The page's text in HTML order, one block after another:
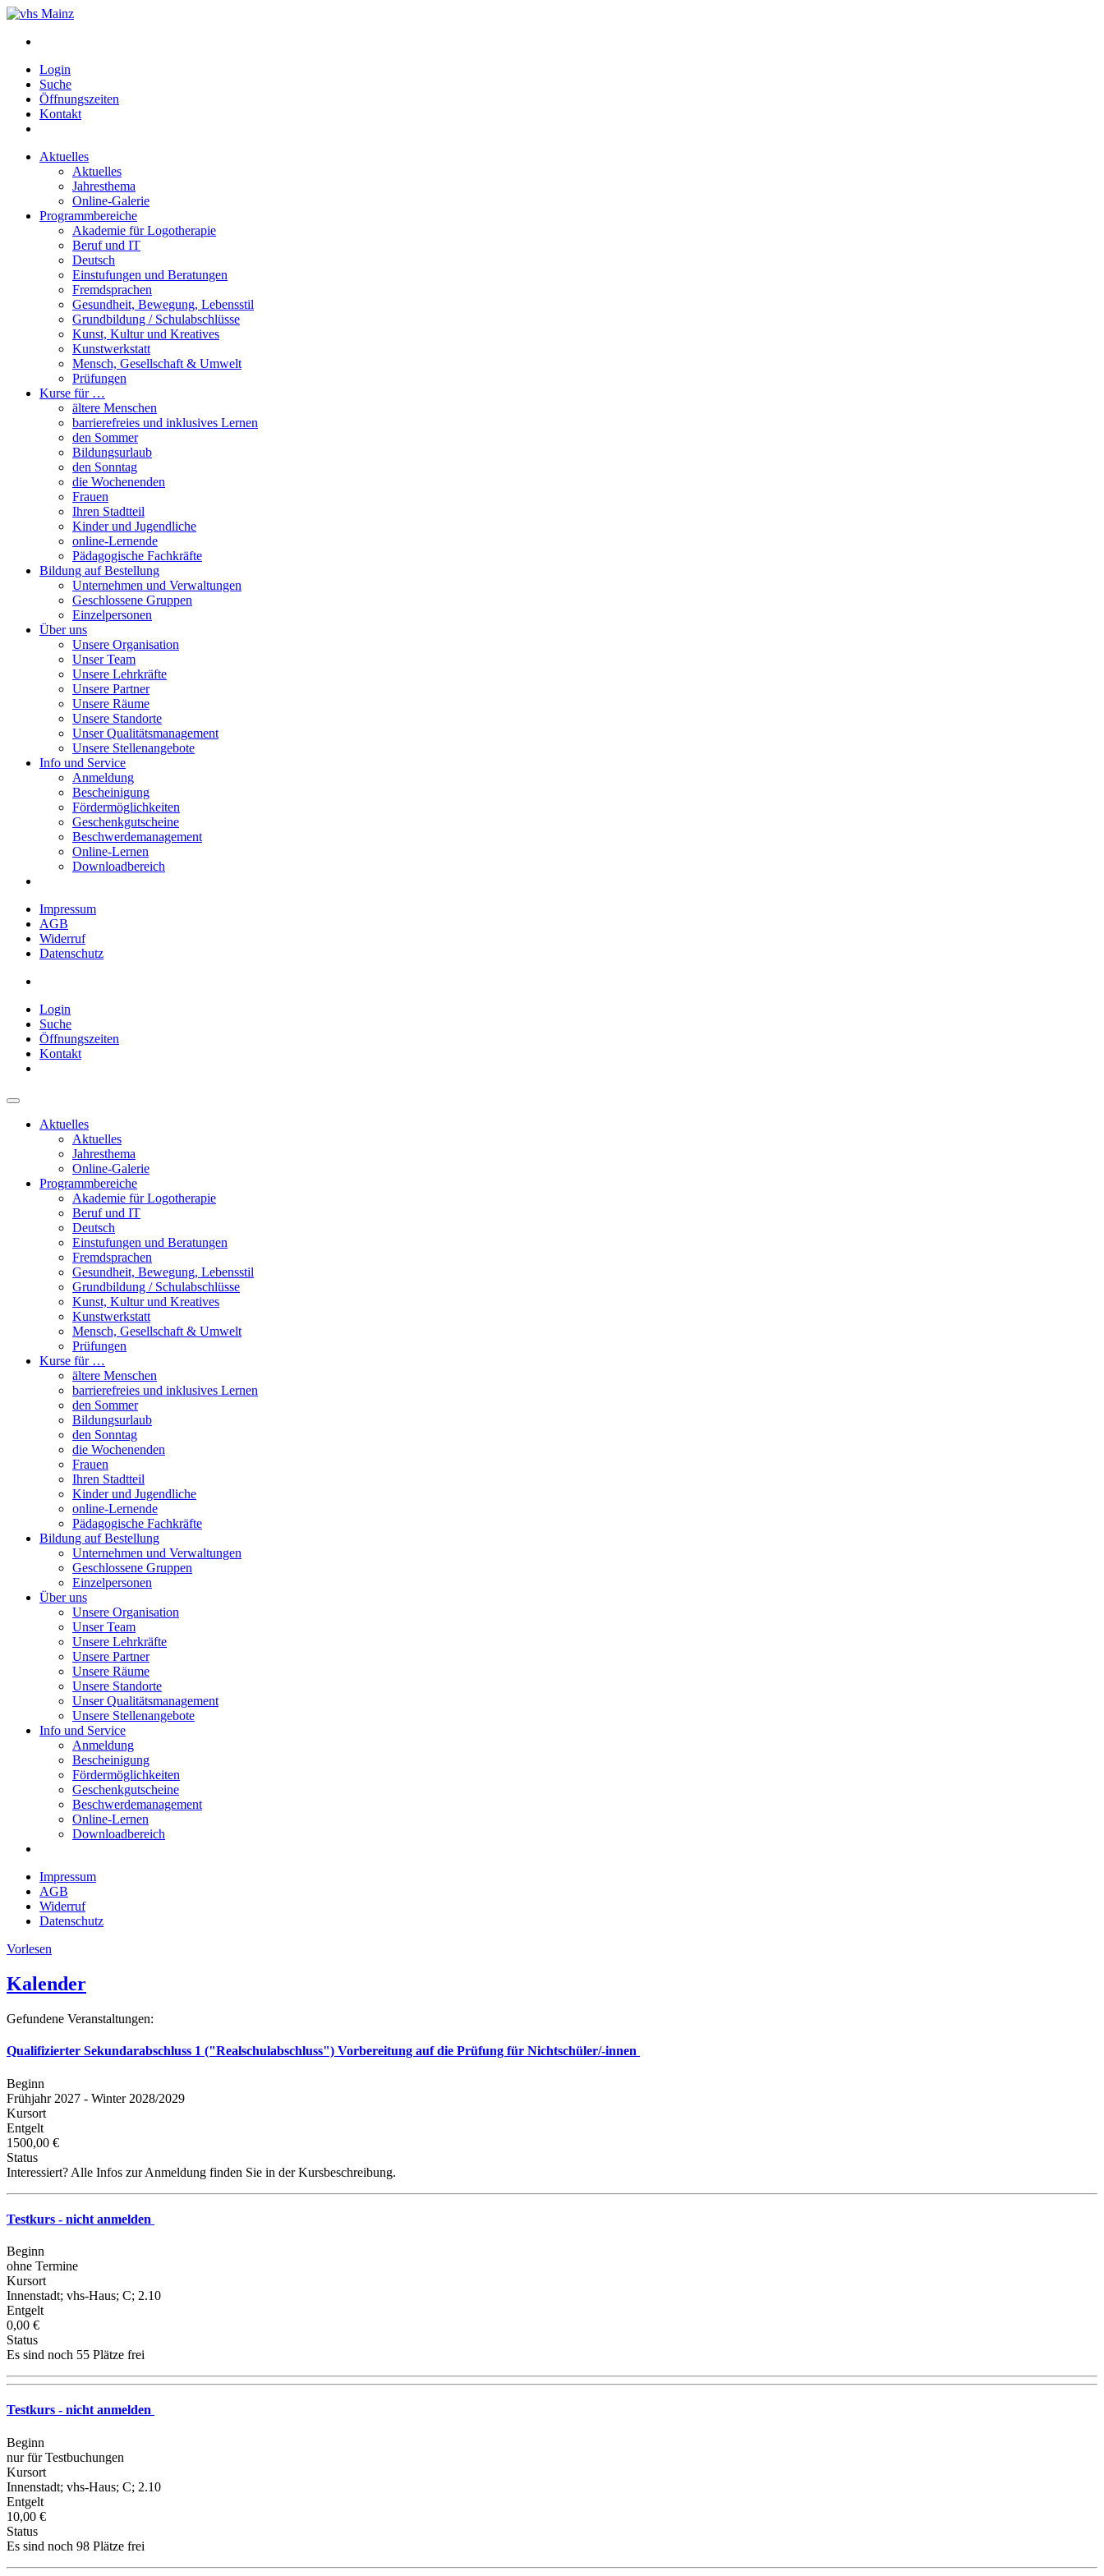
Login
Suche
Öffnungszeiten
Kontakt
Aktuelles
Aktuelles
Jahresthema
Online-Galerie
Programmbereiche
Akademie für Logotherapie
Beruf und IT
Deutsch
Einstufungen und Beratungen
Fremdsprachen
Gesundheit, Bewegung, Lebensstil
Grundbildung / Schulabschlüsse
Kunst, Kultur und Kreatives
Kunstwerkstatt
Mensch, Gesellschaft & Umwelt
Prüfungen
Kurse für …
ältere Menschen
barrierefreies und inklusives Lernen
den Sommer
Bildungsurlaub
den Sonntag
die Wochenenden
Frauen
Ihren Stadtteil
Kinder und Jugendliche
online-Lernende
Pädagogische Fachkräfte
Bildung auf Bestellung
Unternehmen und Verwaltungen
Geschlossene Gruppen
Einzelpersonen
Über uns
Unsere Organisation
Unser Team
Unsere Lehrkräfte
Unsere Partner
Unsere Räume
Unsere Standorte
Unser Qualitätsmanagement
Unsere Stellenangebote
Info und Service
Anmeldung
Bescheinigung
Fördermöglichkeiten
Geschenkgutscheine
Beschwerdemanagement
Online-Lernen
Downloadbereich
Impressum
AGB
Widerruf
Datenschutz
Login
Suche
Öffnungszeiten
Kontakt
Aktuelles
Aktuelles
Jahresthema
Online-Galerie
Programmbereiche
Akademie für Logotherapie
Beruf und IT
Deutsch
Einstufungen und Beratungen
Fremdsprachen
Gesundheit, Bewegung, Lebensstil
Grundbildung / Schulabschlüsse
Kunst, Kultur und Kreatives
Kunstwerkstatt
Mensch, Gesellschaft & Umwelt
Prüfungen
Kurse für …
ältere Menschen
barrierefreies und inklusives Lernen
den Sommer
Bildungsurlaub
den Sonntag
die Wochenenden
Frauen
Ihren Stadtteil
Kinder und Jugendliche
online-Lernende
Pädagogische Fachkräfte
Bildung auf Bestellung
Unternehmen und Verwaltungen
Geschlossene Gruppen
Einzelpersonen
Über uns
Unsere Organisation
Unser Team
Unsere Lehrkräfte
Unsere Partner
Unsere Räume
Unsere Standorte
Unser Qualitätsmanagement
Unsere Stellenangebote
Info und Service
Anmeldung
Bescheinigung
Fördermöglichkeiten
Geschenkgutscheine
Beschwerdemanagement
Online-Lernen
Downloadbereich
Impressum
AGB
Widerruf
Datenschutz
Vorlesen
Kalender
Gefundene Veranstaltungen:
Qualifizierter Sekundarabschluss 1 ("Realschulabschluss") Vorbereitung auf die Prüfung für Nichtschüler/-innen
Beginn
Frühjahr 2027 - Winter 2028/2029
Kursort
Entgelt
1500,00 €
Status
Interessiert? Alle Infos zur Anmeldung finden Sie in der Kursbeschreibung.
Testkurs - nicht anmelden
Beginn
ohne Termine
Kursort
Innenstadt; vhs-Haus; C; 2.10
Entgelt
0,00 €
Status
Es sind noch 55 Plätze frei
Testkurs - nicht anmelden
Beginn
nur für Testbuchungen
Kursort
Innenstadt; vhs-Haus; C; 2.10
Entgelt
10,00 €
Status
Es sind noch 98 Plätze frei